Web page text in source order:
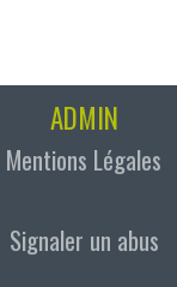
ADMIN
Mentions Légales
Signaler un abus